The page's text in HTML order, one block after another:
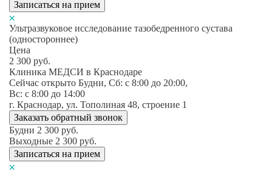
Записаться на прием
Ультразвуковое исследование тазобедренного сустава
(одностороннее)
Цена
2 300 руб.
Клиника МЕДСИ в Краснодаре
Сейчас открыто Будни, Сб: c 8:00 до 20:00,
Вс: c 8:00 до 14:00
г. Краснодар, ул. Тополиная 48, строение 1
Заказать обратный звонок
Будни 2 300 руб.
Выходные 2 300 руб.
Записаться на прием